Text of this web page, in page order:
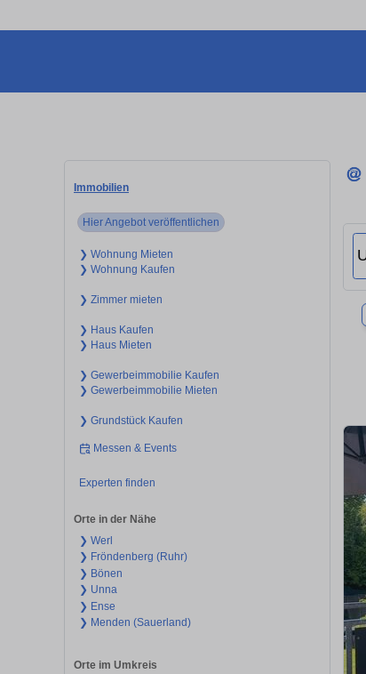
Immobilien
Hier Angebot veröffentlichen
❯ Wohnung Mieten
❯ Wohnung Kaufen
❯ Zimmer mieten
❯ Haus Kaufen
❯ Haus Mieten
❯ Gewerbeimmobilie Kaufen
❯ Gewerbeimmobilie Mieten
❯ Grundstück Kaufen
Messen & Events
Experten finden
Orte in der Nähe
❯ Werl
❯ Fröndenberg (Ruhr)
❯ Bönen
❯ Unna
❯ Ense
❯ Menden (Sauerland)
Orte im Umkreis